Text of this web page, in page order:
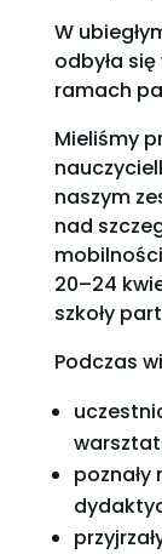
W
odbyła
ramach
Mieliśmy
naszym
nad
20–24
szkoły
Podczas